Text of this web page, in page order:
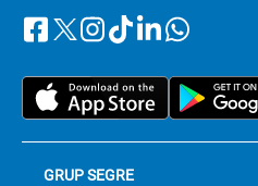
Segueix-
a::
FacebookInstagram
TiktokLinkedinWhatsapp
GRUP SEGRE